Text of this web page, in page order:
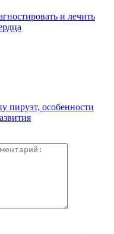
и лечить
пируэт, особенности